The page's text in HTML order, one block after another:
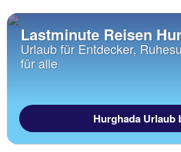
Lastminute Reisen
Urlaub für Entdecker,
für alle
Hurghada Urlaub